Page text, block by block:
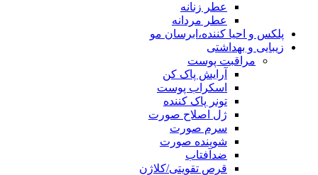
عطر زنانه
عطر مردانه
پلکس و احیا کننده،ابرسان مو
زیبایی و بهداشتی
مراقبت پوست
آرایش پاک کن
اسکراب پوست
تونر پاک کننده
ژل اصلاح صورت
سرم صورت
شوینده صورت
ضدآفتاب
قرص تقویتی/کلاژن